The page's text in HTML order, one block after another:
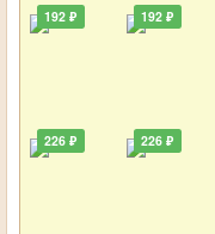
192 ₽
226 ₽
192 ₽
226 ₽